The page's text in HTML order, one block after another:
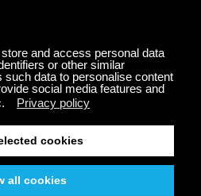
immunitario e può causare
raffreddori eccessivi, fegato
di energia e